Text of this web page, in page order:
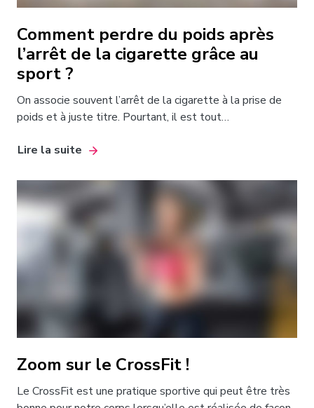
Comment perdre du poids après
l’arrêt de la cigarette grâce au
sport ?
On associe souvent l’arrêt de la cigarette à la prise de
poids et à juste titre. Pourtant, il est tout…
Lire la suite
Zoom sur le CrossFit !
Le CrossFit est une pratique sportive qui peut être très